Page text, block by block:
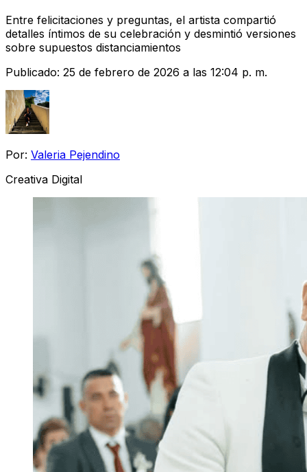
Entre felicitaciones y preguntas, el artista compartió
detalles íntimos de su celebración y desmintió versiones
sobre supuestos distanciamientos
Publicado: 25 de febrero de 2026 a las 12:04 p. m.
Por: Valeria Pejendino
Creativa Digital